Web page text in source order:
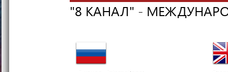
"8 КАНАЛ" -